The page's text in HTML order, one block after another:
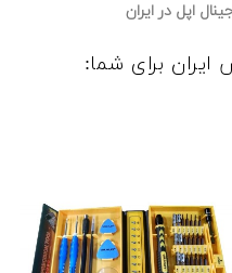
اپل در ایران
برای شما: